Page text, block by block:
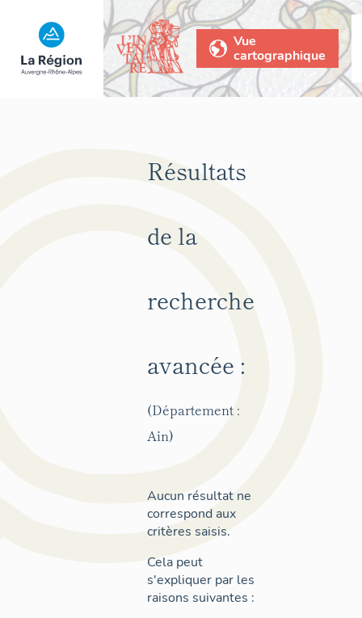
Vue
cartographique
Résultats
de la
recherche
avancée :
(Département :
Ain)
Aucun résultat ne
correspond aux
critères saisis.
Cela peut
s'expliquer par les
raisons suivantes :